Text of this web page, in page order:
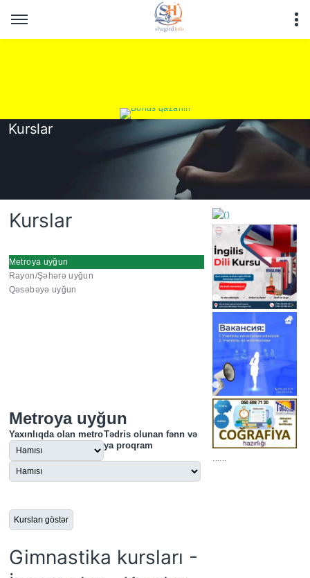
Kurslar
Kurslar
Metroya uyğun
Rayon/Şəhərə uyğun
Qəsəbəyə uyğun
Metroya uyğun
Yaxınlıqda olan metroTədris olunan fənn və
ya proqram
Gimnastika kursları -
https://wa.me/
......